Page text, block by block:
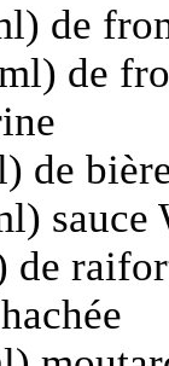
de
de
de
sauce
de